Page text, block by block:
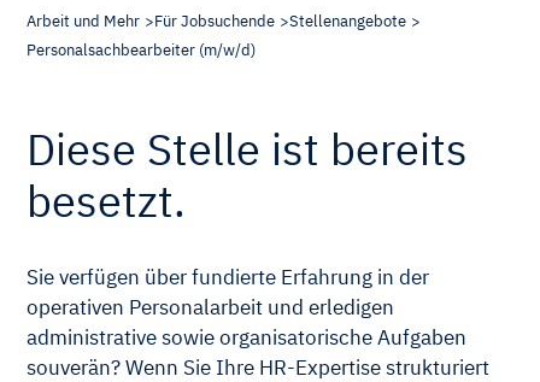
Arbeit und Mehr Für Jobsuchende
Stellenangebote
Personalsachbearbeiter (m/w/d)
Diese Stelle ist bereits
besetzt.
Sie verfügen über fundierte Erfahrung in der
operativen Personalarbeit und erledigen
administrative sowie organisatorische Aufgaben
souverän? Wenn Sie Ihre HR-Expertise strukturiert